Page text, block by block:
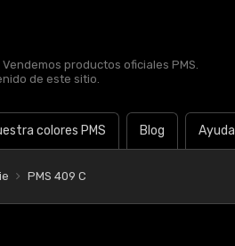
productos oficiales PMS.
de este sitio.
colores PMS Blog Ayuda
PMS 409 C